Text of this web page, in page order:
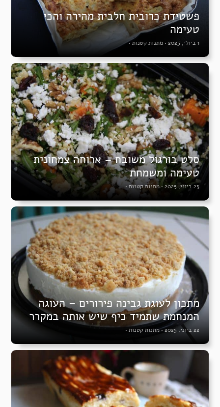
פשטידת כרובית חלבית מהירה והכי
טעימה
1 ביולי, 2025 • מתנות קטנות•
סלט בורגול משובח – ארוחה צמחונית
טעימה ומשמחת
23 ביוני, 2025 • מתנות קטנות •
מתכון לעוגת גבינה פירורים – העוגה
המנחמת שתמיד כיף שיש אותה במקרר
22 ביוני, 2025 •מתנות קטנות•